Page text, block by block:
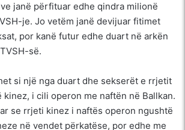
janë përfituar edhe qindra milionë
je. Jo vetëm janë devijuar fitimet
por kanë futur edhe duart në arkën
së.
si një nga duart dhe sekserët e rrjetit
i cili operon me naftën në Ballkan.
se rrjeti kinez i naftës operon ngushtë
në vendet përkatëse, por edhe me